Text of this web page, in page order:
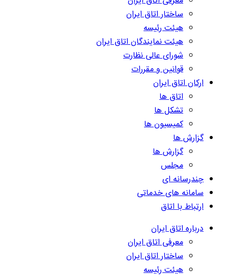
ساختار اتاق ایران
هیئت رئیسه
هیئت نمایندگان اتاق ایران
شورای عالی نظارت
قوانین و مقررات
ارکان اتاق ایران
اتاق ها
تشکل ها
کمیسیون ها
گزارش ها
گزارش ها
مجلس
چندرسانه ای
سامانه های خدماتی
ارتباط با اتاق
درباره اتاق ایران
معرفی اتاق ایران
ساختار اتاق ایران
هیئت رئیسه